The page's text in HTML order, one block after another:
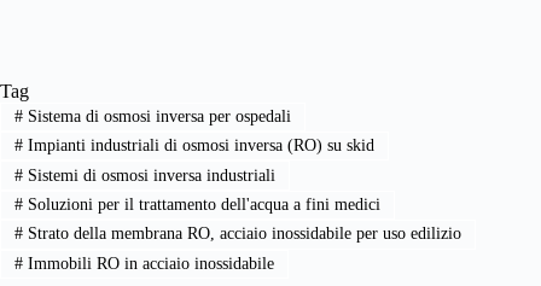
Tag
#Sistema di osmosi inversa per ospedali
#Impianti industriali di osmosi inversa (RO) su skid
#Sistemi di osmosi inversa industriali
#Soluzioni per il trattamento dell'acqua a fini medici
#Strato della membrana RO, acciaio inossidabile per uso edilizio
#Immobili RO in acciaio inossidabile